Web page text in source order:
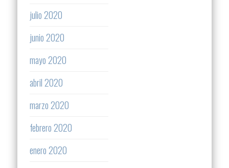
julio 2020
junio 2020
mayo 2020
abril 2020
marzo 2020
febrero 2020
enero 2020